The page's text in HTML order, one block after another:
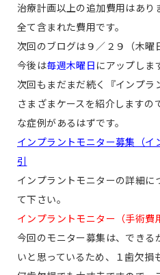
治療計画以上の追加費用はあり
全て含まれた費用です。
次回のブログは９／２９（木曜
今後は毎週木曜日 にアップしま
次回もまだまだ続く
『インプラ
さまざまケースを紹介しますの
な症例があるはずです。
インプラントモニター募集（イ
引
インプラントモニターの詳細に
て下さい。
インプラントモニター（手術費
今回のモニター募集は、できる
いと思っているため、１歯欠損